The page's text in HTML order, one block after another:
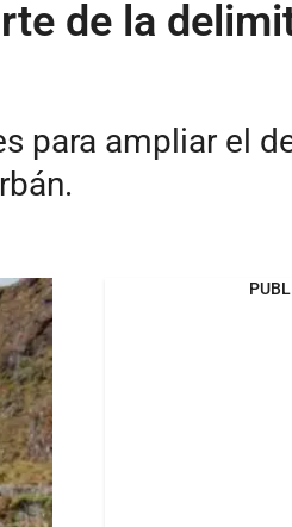
de la
para ampliar el